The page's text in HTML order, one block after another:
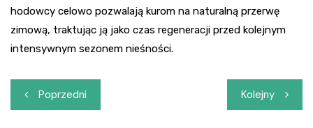
hodowcy celowo pozwalają kurom na naturalną przerwę
zimową, traktując ją jako czas regeneracji przed kolejnym
intensywnym sezonem nieśności.
Nawigacja
wpisu
Poprzedni Kolejny